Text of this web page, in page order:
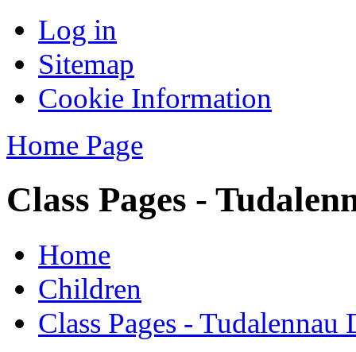
Log in
Sitemap
Cookie Information
Home Page
Class Pages -
Home
Children
Class Pages - Tudalennau